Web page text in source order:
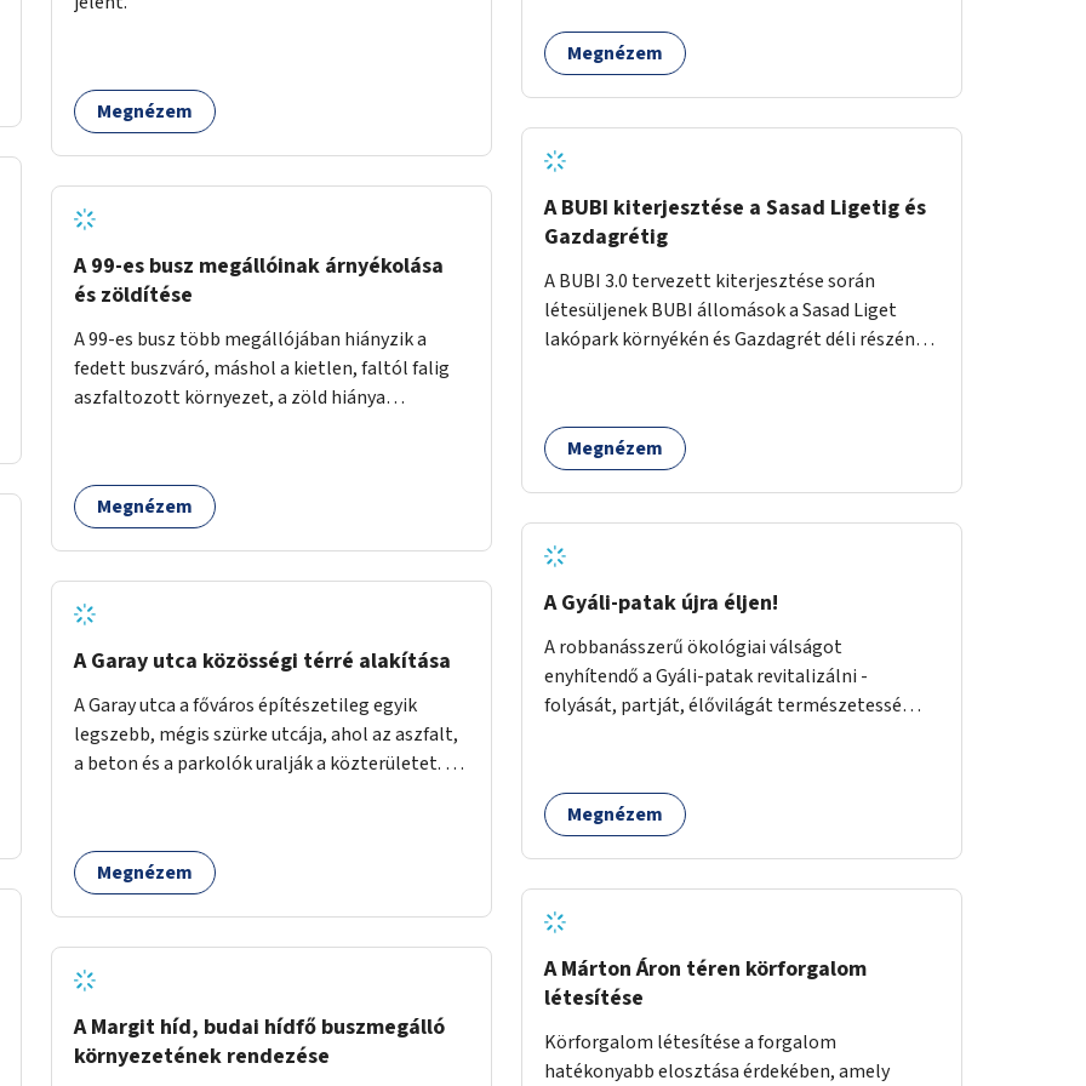
időszakokban zsúfolt 5-ös autóbusz
Megnézem
A 99-es busz megállóinak árnyékolása
és zöldítése
A 99-es busz több megállójában hiányzik a
fedett buszváró, máshol a kietlen, faltól falig
aszfaltozott környezet, a zöld hiánya
zöldítéssel is össze lehetne kötni: ahol
megoldható, ott az utasváróra vagy akár
megállókat.
Megnézem
A Garay utca közösségi térré alakítása
A Garay utca a főváros építészetileg egyik
legszebb, mégis szürke utcája, ahol az aszfalt,
a beton és a parkolók uralják a közterületet. Az
közösségbarát terület létrehozásának. A
szakaszon a parkolás átszervezésével
sakkasztal és egy lábbal tekerhető
mobiltöltőpont tennék kellemesebbé (és
hűvösebbé) a környéken lakók és az arra járók
mindennapjait.
Megnézem
A Margit híd, budai hídfő buszmegálló
környezetének rendezése
alkalmas lenne egy nagy biodiverzitású hosszú
kert kialakítására, több szintű növényzettel,
Megnézem
A BUBI kiterjesztése a Sasad Ligetig és
Gazdagrétig
A BUBI 3.0 tervezett kiterjesztése során
létesüljenek BUBI állomások a Sasad Liget
lakópark környékén és Gazdagrét déli részén
Megnézem
A Gyáli-patak újra éljen!
A robbanásszerű ökológiai válságot
enyhítendő a Gyáli-patak revitalizálni -
folyását, partját, élővilágát természetessé
terhelt módon. Élő kapcsolatot létrehozni
Soroksár és a patak között, illetve a
vezetésével.
Megnézem
A Márton Áron téren körforgalom
létesítése
Körforgalom létesítése a forgalom
hatékonyabb elosztása érdekében, amely